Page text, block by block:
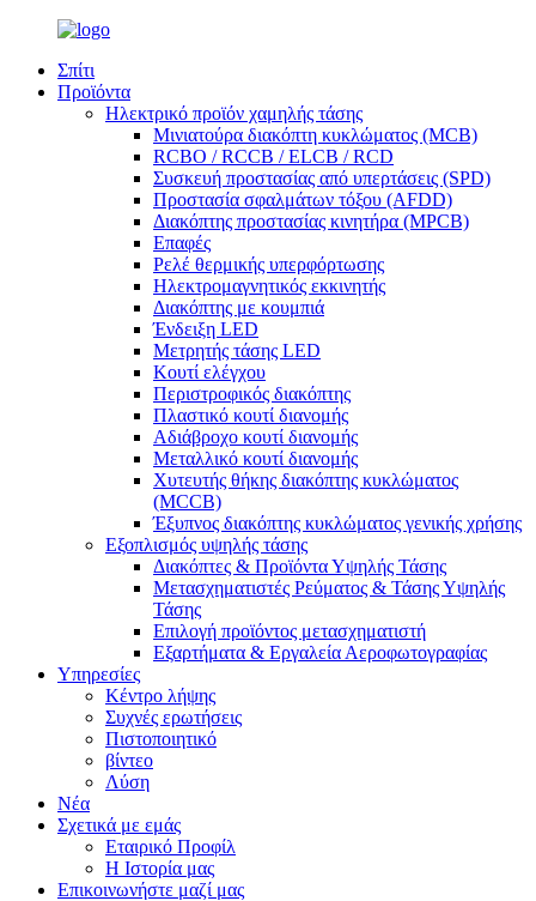
Σπίτι
Προϊόντα
Ηλεκτρικό προϊόν χαμηλής τάσης
Μινιατούρα διακόπτη κυκλώματος (MCB)
RCBO / RCCB / ELCB / RCD
Συσκευή προστασίας από υπερτάσεις (SPD)
Προστασία σφαλμάτων τόξου (AFDD)
Διακόπτης προστασίας κινητήρα (MPCB)
Επαφές
Ρελέ θερμικής υπερφόρτωσης
Ηλεκτρομαγνητικός εκκινητής
Διακόπτης με κουμπιά
Ένδειξη LED
Μετρητής τάσης LED
Κουτί ελέγχου
Περιστροφικός διακόπτης
Πλαστικό κουτί διανομής
Αδιάβροχο κουτί διανομής
Μεταλλικό κουτί διανομής
Χυτευτής θήκης διακόπτης κυκλώματος
(MCCB)
Έξυπνος διακόπτης κυκλώματος γενικής χρήσης
Εξοπλισμός υψηλής τάσης
Διακόπτες & Προϊόντα Υψηλής Τάσης
Μετασχηματιστές Ρεύματος & Τάσης Υψηλής
Τάσης
Επιλογή προϊόντος μετασχηματιστή
Εξαρτήματα & Εργαλεία Αεροφωτογραφίας
Υπηρεσίες
Κέντρο λήψης
Συχνές ερωτήσεις
Πιστοποιητικό
βίντεο
Λύση
Νέα
Σχετικά με εμάς
Εταιρικό Προφίλ
Η Ιστορία μας
Επικοινωνήστε μαζί μας